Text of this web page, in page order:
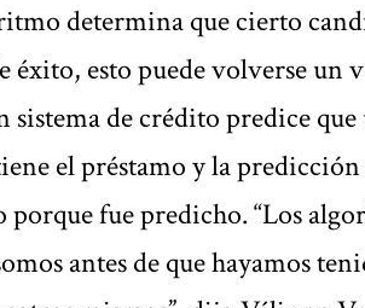
determina que cierto
éxito, esto puede volverse un
sistema de crédito predice que
el préstamo y la
fue predicho. “Los
antes de que hayamos